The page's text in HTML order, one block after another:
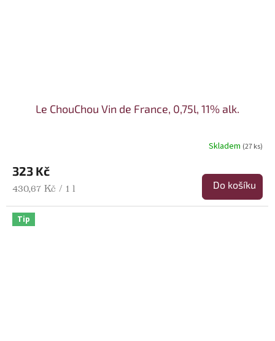
Le ChouChou Vin de France, 0,75l, 11% alk.
Skladem (27 ks)
323 Kč
Měrná cena:
430,67 Kč / 1 l Do košíku
Tip